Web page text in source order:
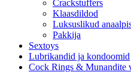
Crackstuffers
Klaasdildod
Luksuslikud
Pakkija
Sextoys
Lubrikandid ja kondoomid
Cock Rings & Munandite